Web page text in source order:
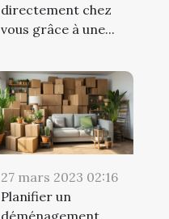
directement chez
vous grâce à une...
27 mars 2023 02:16
Planifier un
déménagement